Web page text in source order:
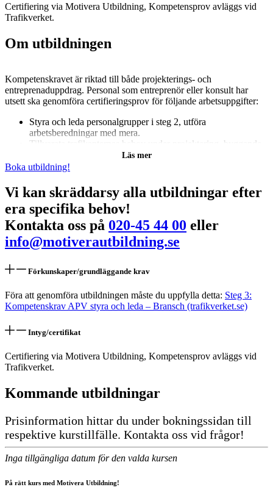
Certifiering via Motivera Utbildning, Kompetensprov avläggs vid
Trafikverket.
Om utbildningen
Kompetenskravet är riktad till både projekterings- och
entreprenaduppdrag. Personal som entreprenör eller konsult har
utsett ska genomföra certifieringsprov för följande arbetsuppgifter:
Styra och leda personalgrupper i steg 2, utföra
arbetsberedningar med mera.
Tillvarata trafikanternas behov under projektering, byggande
Utföra byggplatsuppföljning, byggledning eller
Svarar för aktuell trafikinformation.
Boka utbildning!
Vi kan skräddarsy alla utbildningar efter
era specifika behov!
Kontakta oss på 020-45 44 00 eller
info@motiverautbildning.se
Förkunskaper/grundläggande krav
Föra att genomföra utbildningen måste du uppfylla detta: Steg 3:
Kompetenskrav APV styra och leda – Bransch (trafikverket.se)
Intyg/certifikat
Certifiering via Motivera Utbildning, Kompetensprov avläggs vid
Trafikverket.
Kommande utbildningar
Inga tillgängliga datum för den valda kursen
På rätt kurs med Motivera Utbildning!